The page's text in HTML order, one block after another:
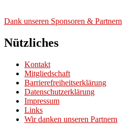
Dank unse­ren Spon­so­ren & Part­nern
Nützliches
Kontakt
Mitgliedschaft
Barrierefreiheitserklärung
Datenschutzerklärung
Impressum
Links
Wir danken unseren Partnern